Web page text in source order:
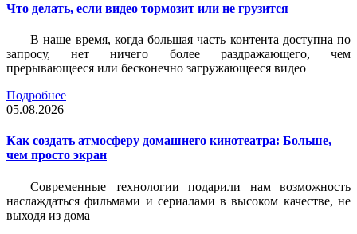
Что делать, если видео тормозит или не грузится
В наше время, когда большая часть контента доступна по
запросу, нет ничего более раздражающего, чем
прерывающееся или бесконечно загружающееся видео
Подробнее
05.08.2026
Как создать атмосферу домашнего кинотеатра: Больше,
чем просто экран
Современные технологии подарили нам возможность
наслаждаться фильмами и сериалами в высоком качестве, не
выходя из дома